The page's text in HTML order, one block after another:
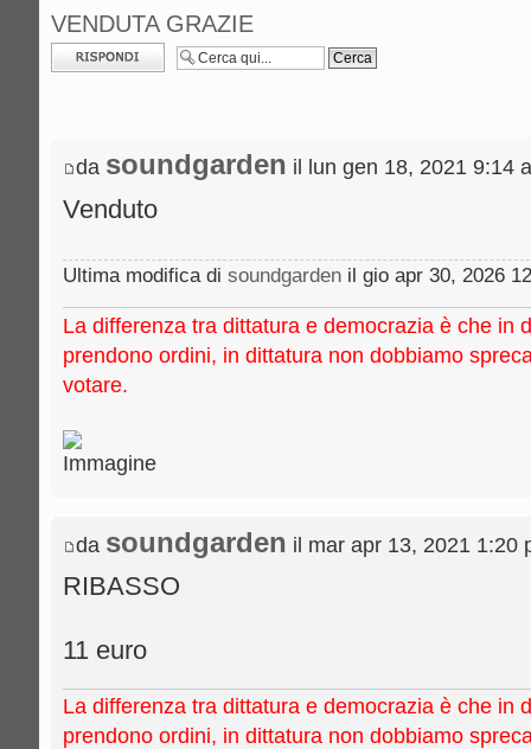
VENDUTA GRAZIE
Rispondi al
messaggio
da soundgarden il lun gen 18, 2021 9:14
Venduto
Ultima modifica di soundgarden il gio apr 30, 2026
La differenza tra dittatura e democrazia è che in
prendono ordini, in dittatura non dobbiamo
votare.
da soundgarden il mar apr 13, 2021 1:20
RIBASSO
11 euro
La differenza tra dittatura e democrazia è che in
prendono ordini, in dittatura non dobbiamo